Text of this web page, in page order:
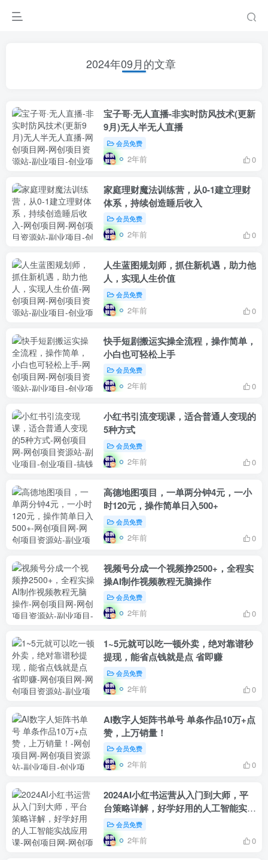
2024年09月的文章
宝子哥·无人直播-非实时防风技术(更新
9月)无人半无人直播
会员免费
2年前 0
家庭理财魔法训练营，从0-1建立理财
体系，持续创造睡后收入
会员免费
2年前 0
人生蓝图规划师，抓住新机遇，助力他
人，实现人生价值
会员免费
2年前 0
快手短剧搬运实操全流程，操作简单，
小白也可轻松上手
会员免费
2年前 0
小红书引流变现课，​适合普通人变现的
5种方式
会员免费
2年前 0
高德地图项目，一单两分钟4元，一小
时120元，操作简单日入500+
会员免费
2年前 0
视频号分成一个视频挣2500+，全程实
操AI制作视频教程无脑操作
会员免费
2年前 0
1~5元就可以吃一顿外卖，绝对靠谱秒
提现，能省点钱就是点 省即赚
会员免费
2年前 0
AI数字人矩阵书单号 单条作品10万+点
赞，上万销量！
会员免费
2年前 0
2024AI小红书运营从入门到大师，平
台策略详解，好学好用的人工智能实战
应用课
会员免费
2年前 0